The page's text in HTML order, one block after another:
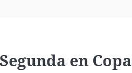
en Copa